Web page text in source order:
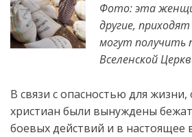
Фото: эта
другие,
могут
Вселенской
В связи с опасностью для жизни,
христиан были вынуждены
боевых действий и в